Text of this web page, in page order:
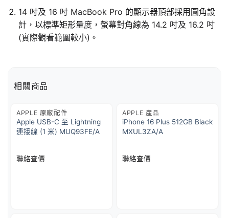
14 吋及 16 吋 MacBook Pro 的顯示器頂部採用圓角設
計，以標準矩形量度，螢幕對角線為 14.2 吋及 16.2 吋
(實際觀看範圍較小)。
相關商品
APPLE 原廠配件
Apple USB-C 至 Lightning
連接線 (1 米) MUQ93FE/A
聯絡查價
APPLE 產品
iPhone 16 Plus 512GB Black
MXUL3ZA/A
聯絡查價